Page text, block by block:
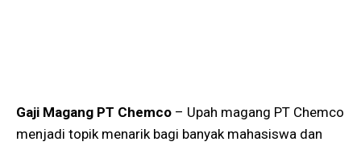
Gaji Magang PT Chemco – Upah magang PT Chemco
menjadi topik menarik bagi banyak mahasiswa dan